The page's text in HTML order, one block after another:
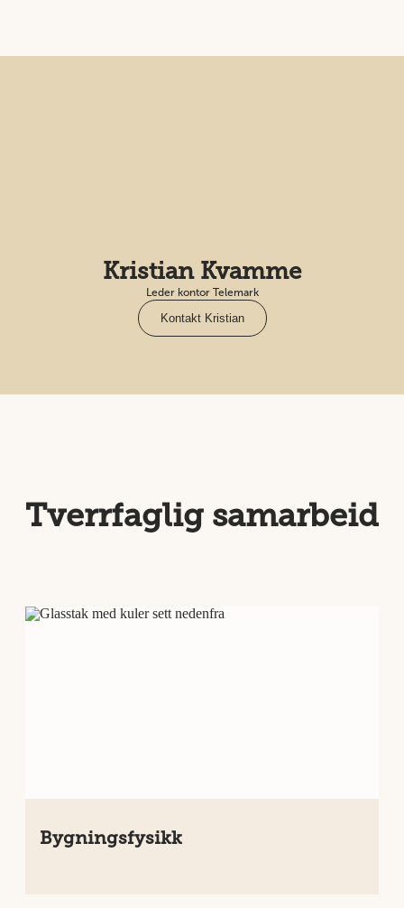
Kristian Kvamme
Leder kontor Telemark
Kontakt Kristian
Tverrfaglig samarbeid
Bygningsfysikk